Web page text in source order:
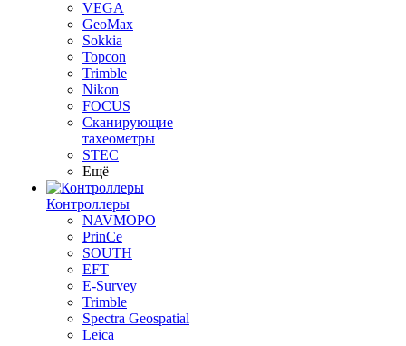
VEGA
GeoMax
Sokkia
Topcon
Trimble
Nikon
FOCUS
Сканирующие
тахеометры
STEC
Ещё
Контроллеры
NAVMOPO
PrinCe
SOUTH
EFT
E-Survey
Trimble
Spectra Geospatial
Leica